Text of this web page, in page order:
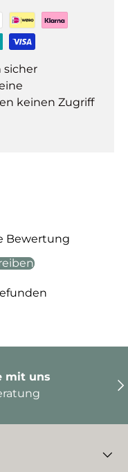
sicher
keinen Zugriff
Bewertung
mit uns